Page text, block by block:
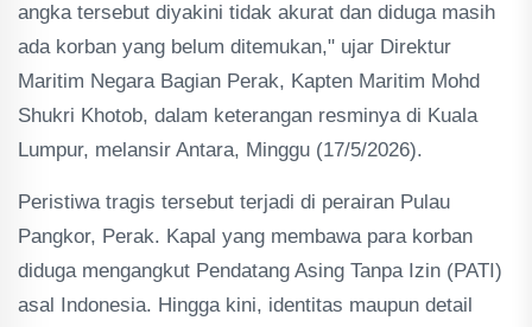
angka tersebut diyakini tidak akurat dan diduga masih
ada korban yang belum ditemukan," ujar Direktur
Maritim Negara Bagian Perak, Kapten Maritim Mohd
Shukri Khotob, dalam keterangan resminya di Kuala
Lumpur, melansir Antara, Minggu (17/5/2026).
Peristiwa tragis tersebut terjadi di perairan Pulau
Pangkor, Perak. Kapal yang membawa para korban
diduga mengangkut Pendatang Asing Tanpa Izin (PATI)
asal Indonesia. Hingga kini, identitas maupun detail